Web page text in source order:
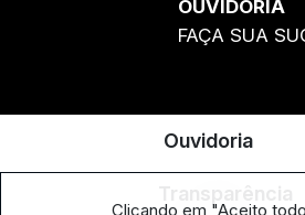
OUVIDORIA
FAÇA SUA
Ouvidoria
Clicando em "Aceito